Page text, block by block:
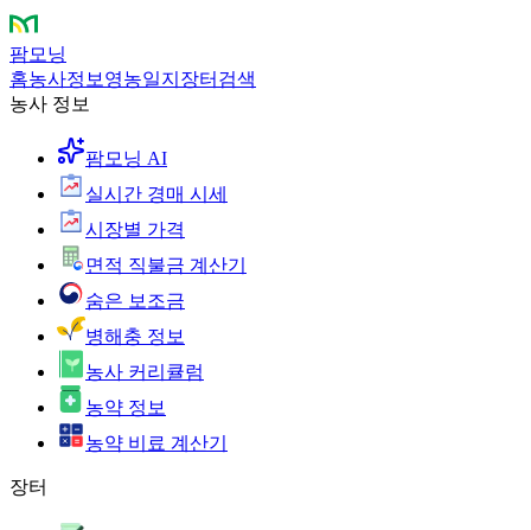
팜모닝
홈농사정보 영농일지 장터 검색
농사 정보
팜모닝 AI
실시간 경매 시세
시장별 가격
면적 직불금 계산기
숨은 보조금
병해충 정보
농사 커리큘럼
농약 정보
농약 비료 계산기
장터